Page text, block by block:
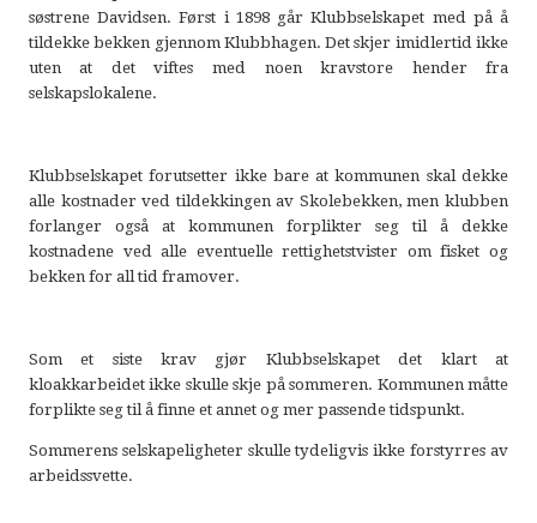
søstrene Davidsen. Først i 1898 går Klubbselskapet med på å
tildekke bekken gjennom Klubbhagen. Det skjer imidlertid ikke
uten at det viftes med noen kravstore hender fra
selskapslokalene.
Klubbselskapet forutsetter ikke bare at kommunen skal dekke
alle kostnader ved tildekkingen av Skolebekken, men klubben
forlanger også at kommunen forplikter seg til å dekke
kostnadene ved alle eventuelle rettighetstvister om fisket og
bekken for all tid framover.
Som et siste krav gjør Klubbselskapet det klart at
kloakkarbeidet ikke skulle skje på sommeren. Kommunen måtte
forplikte seg til å finne et annet og mer passende tidspunkt.
Sommerens selskapeligheter skulle tydeligvis ikke forstyrres av
arbeidssvette.